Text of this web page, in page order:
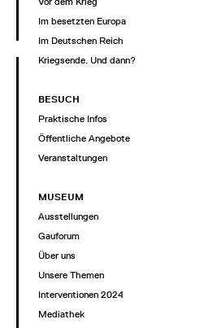
Im besetzten Europa
Im Deutschen Reich
Kriegsende. Und dann?
BESUCH
Praktische Infos
Öffentliche Angebote
Veranstaltungen
MUSEUM
Ausstellungen
Gauforum
Über uns
Unsere Themen
Interventionen 2024
Mediathek